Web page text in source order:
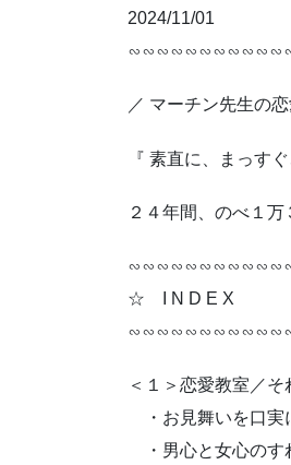
2024/11/01
／ マーチン先生の
『 素直に、まっす
２４年間、のべ１
☆ I N D E X
＜１＞恋愛教室／
・お見舞いを口実
・男心と女心のす